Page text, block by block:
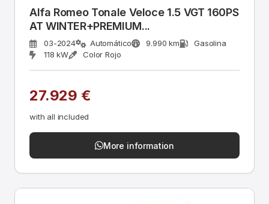
Alfa Romeo Tonale Veloce 1.5 VGT 160PS
AT WINTER+PREMIUM...
03-2024 Automático 9.990 km
Gasolina
118 kW
Color Rojo
27.929 €
with all included
More information